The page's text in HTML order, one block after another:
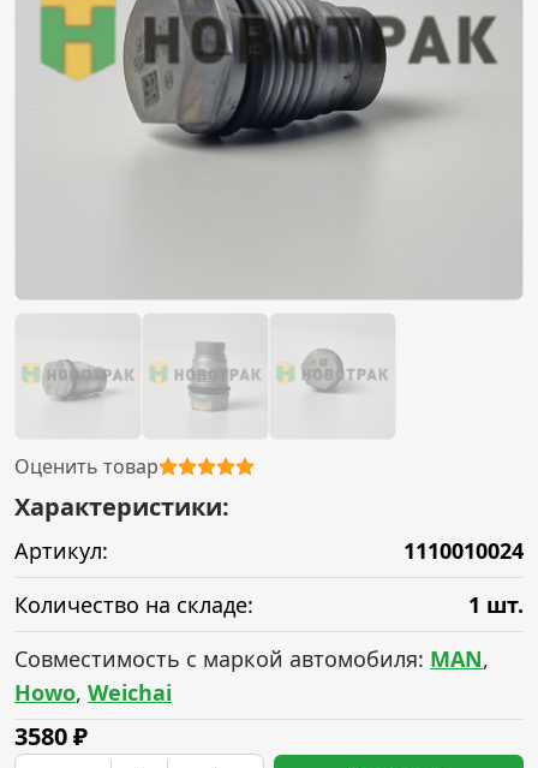
Оценить товар
Характеристики:
Артикул:
1110010024
Количество на складе:
1 шт.
Совместимость с маркой автомобиля: MAN,
Howo, Weichai
3580₽